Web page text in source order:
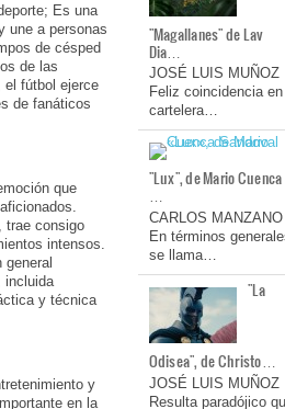
Es una
une a personas
de césped
de las
el fútbol ejerce
de fanáticos
que
trae consigo
intensos.
general
incluida
y técnica
y
en la
"Magallanes" de Lav
Dia…
JOSÉ LUIS MUÑOZ
Feliz coincidencia en
cartelera…
"Lux", de Mario Cuenca
…
CARLOS MANZANO
En términos
se llama…
"La
Odisea", de Christo…
JOSÉ LUIS MUÑOZ
Resulta paradójico